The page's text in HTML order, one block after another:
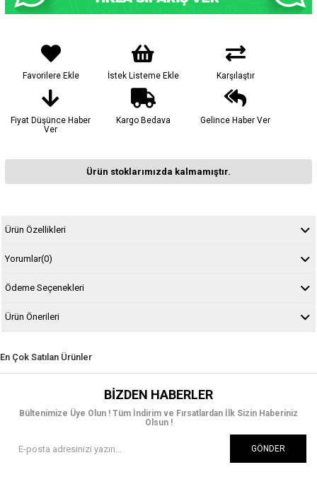
Favorilere Ekle İstek Listeme Ekle Karşılaştır
Fiyat Düşünce Haber
Ver
Kargo Bedava Gelince Haber Ver
Ürün stoklarımızda kalmamıştır.
Ürün Özellikleri
Yorumlar(0)
Ödeme Seçenekleri
Ürün Önerileri
En Çok Satılan Ürünler
BIZDEN HABERLER
Bültenimize Üye Olun ! Tüm İndirim ve Fırsatlardan İlk Sizin Haberiniz
Olsun !
GÖNDER